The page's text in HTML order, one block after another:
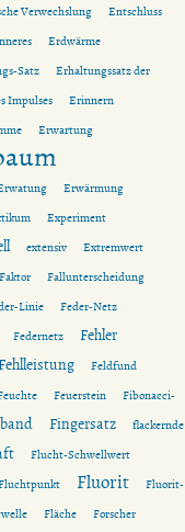
Verwechslung
Entschluss
Erdwärme
Satz
Erhaltungssatz der
Impulses
Erinnern
Erwartung
Erwärmung
Experiment
extensiv
Extremwert
Faktor
Fallunterscheidung
Linie
Feder-Netz
Federnetz Fehler
Feldfund
Feuerstein
Fibonacci-
Fingersatz
flackernde
Flucht-Schwellwert
Fluorit
Fluorit-
Fläche Forscher